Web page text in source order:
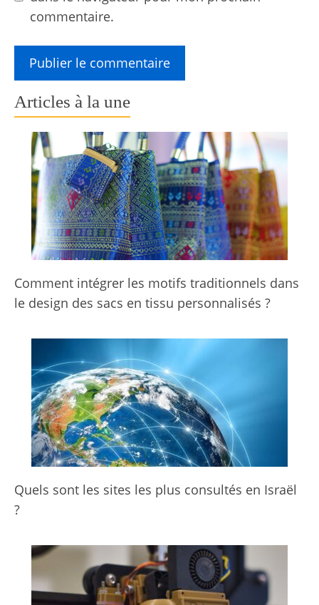
commentaire.
Articles à la une
Comment intégrer les motifs traditionnels dans
le design des sacs en tissu personnalisés ?
Quels sont les sites les plus consultés en Israël
?